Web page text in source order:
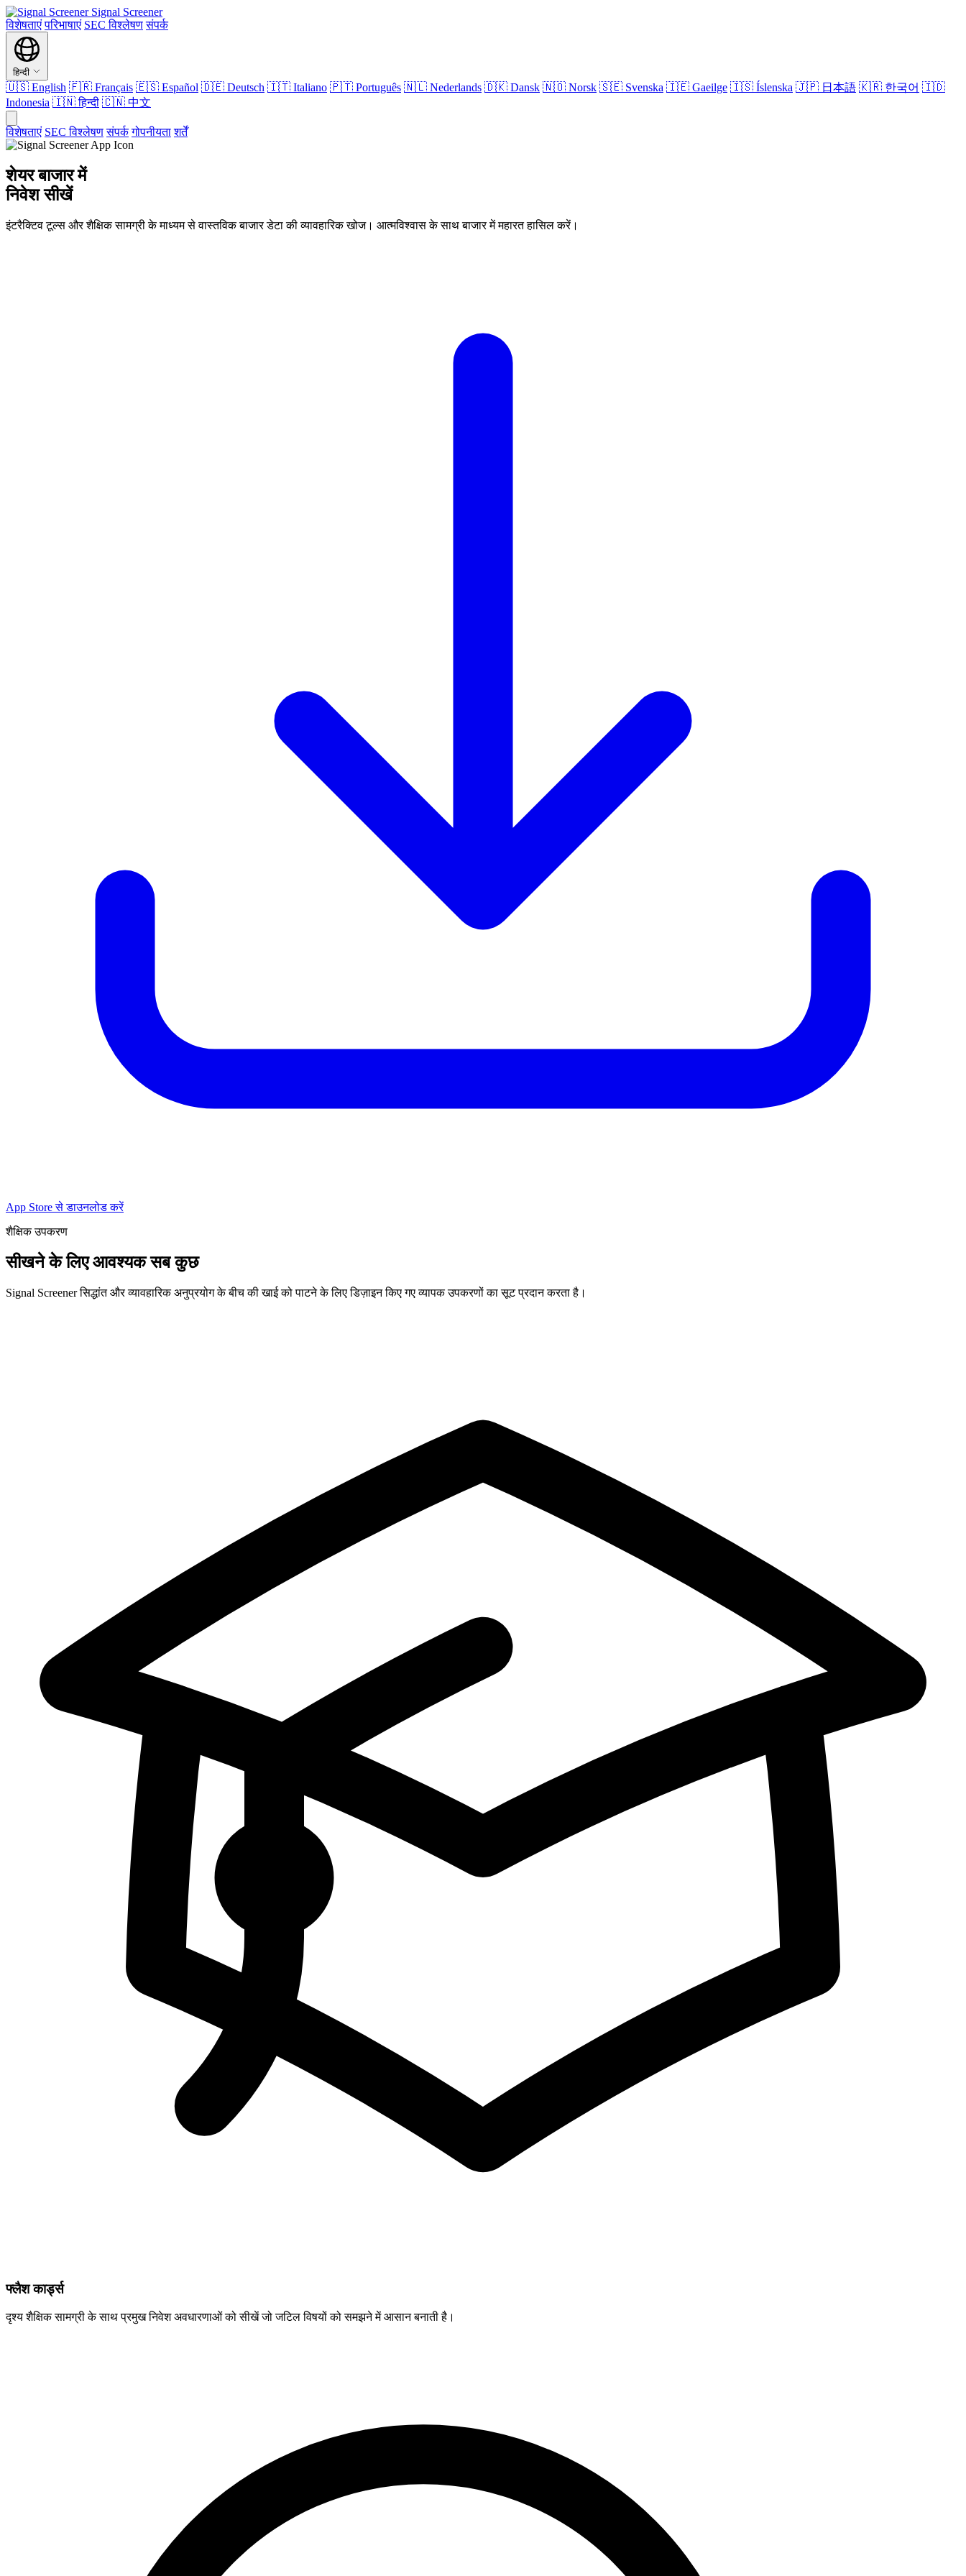
Signal Screener
विशेषताएं परिभाषाएं SEC विश्लेषण संपर्क
हिन्दी
🇺🇸 English 🇫🇷 Français 🇪🇸 Español 🇩🇪 Deutsch 🇮🇹 Italiano 🇵🇹 Português 🇳🇱 Nederlands 🇩🇰 Dansk 🇳🇴 Norsk 🇸🇪 Svenska 🇮🇪 Gaeilge 🇮🇸 Íslenska 🇯🇵 日本語 🇰🇷 한국어 🇮🇩
Indonesia 🇮🇳हिन्दी 🇨🇳 中文
विशेषताएं SEC विश्लेषण संपर्क गोपनीयता शर्तें
शेयर बाजार में
निवेश सीखें
इंटरैक्टिव टूल्स और शैक्षिक सामग्री के माध्यम से वास्तविक बाजार डेटा की व्यावहारिक खोज। आत्मविश्वास के साथ बाजार में महारत हासिल करें।
App Store से डाउनलोड करें
शैक्षिक उपकरण
सीखने के लिए आवश्यक सब कुछ
Signal Screener सिद्धांत और व्यावहारिक अनुप्रयोग के बीच की खाई को पाटने के लिए डिज़ाइन किए गए व्यापक उपकरणों का सूट प्रदान करता है।
फ्लैश कार्ड्स
दृश्य शैक्षिक सामग्री के साथ प्रमुख निवेश अवधारणाओं को सीखें जो जटिल विषयों को समझने में आसान बनाती है।